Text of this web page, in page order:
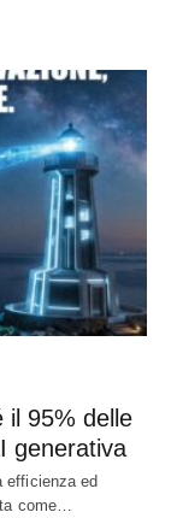
il 95% delle
generativa
efficienza ed
come…